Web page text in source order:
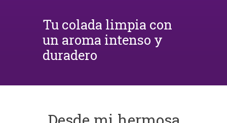
Tu colada limpia con
un aroma intenso y
duradero